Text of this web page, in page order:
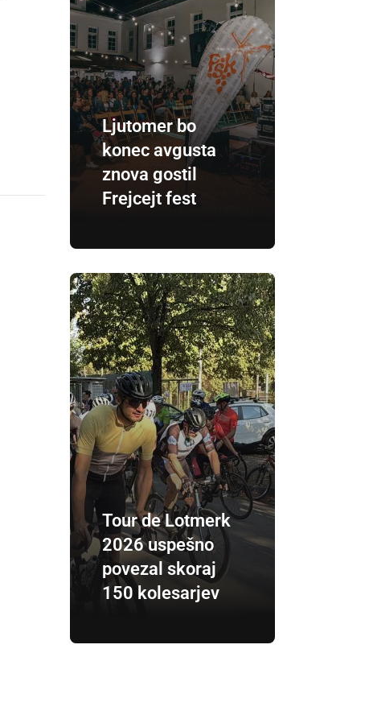
Ljutomer bo
konec avgusta
znova gostil
Frejcejt fest
Tour de Lotmerk
2026 uspešno
povezal skoraj
150 kolesarjev